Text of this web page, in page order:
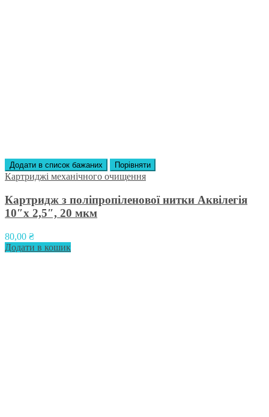
Додати в список бажаних Порівняти
Картриджі механічного очищення
Картридж з поліпропіленової нитки Аквілегія
10″х 2,5″, 20 мкм
80,00 ₴
Додати в кошик